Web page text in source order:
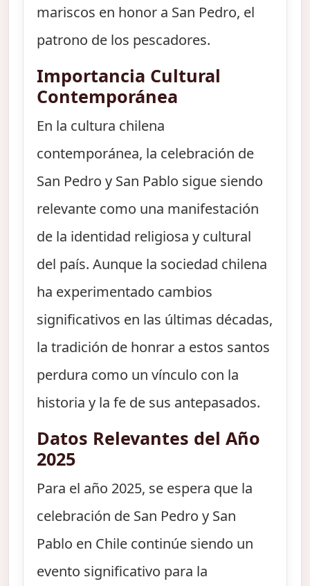
mariscos en honor a San Pedro, el
patrono de los pescadores.
Importancia Cultural
Contemporánea
En la cultura chilena
contemporánea, la celebración de
San Pedro y San Pablo sigue siendo
relevante como una manifestación
de la identidad religiosa y cultural
del país. Aunque la sociedad chilena
ha experimentado cambios
significativos en las últimas décadas,
la tradición de honrar a estos santos
perdura como un vínculo con la
historia y la fe de sus antepasados.
Datos Relevantes del Año
2025
Para el año 2025, se espera que la
celebración de San Pedro y San
Pablo en Chile continúe siendo un
evento significativo para la